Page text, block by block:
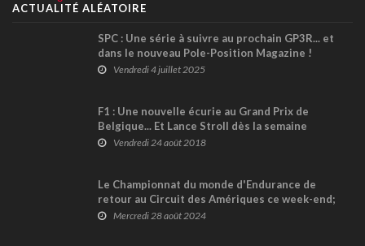
ACTUALITÉ ALÉATOIRE
SPC : Une série à suivre au prochain GP3R... et
dans le nouveau Pole-Position Magazine !
Vendredi 4 juillet 2025
F1 : Une nouvelle écurie au Grand Prix de
Belgique... Et Lance Stroll dès la semaine
prochaine dans cette équipe ?
Vendredi 24 août 2018
Le Championnat du monde d'Endurance de
retour au Circuit des Amériques ce week-end;
Zach Robichon seul Canadien inscrit
Mercredi 28 août 2024